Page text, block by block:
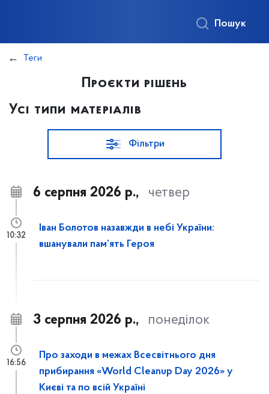
Пошук
Теги
Проєкти рішень
Усі типи матеріалів
Фільтри
6 серпня 2026 р., четвер
Іван Болотов назавжди в небі України:
вшанували пам’ять Героя
10:32
3 серпня 2026 р., понеділок
Про заходи в межах Всесвітнього дня
прибирання «World Cleanup Day 2026» у
Києві та по всій Україні
16:56